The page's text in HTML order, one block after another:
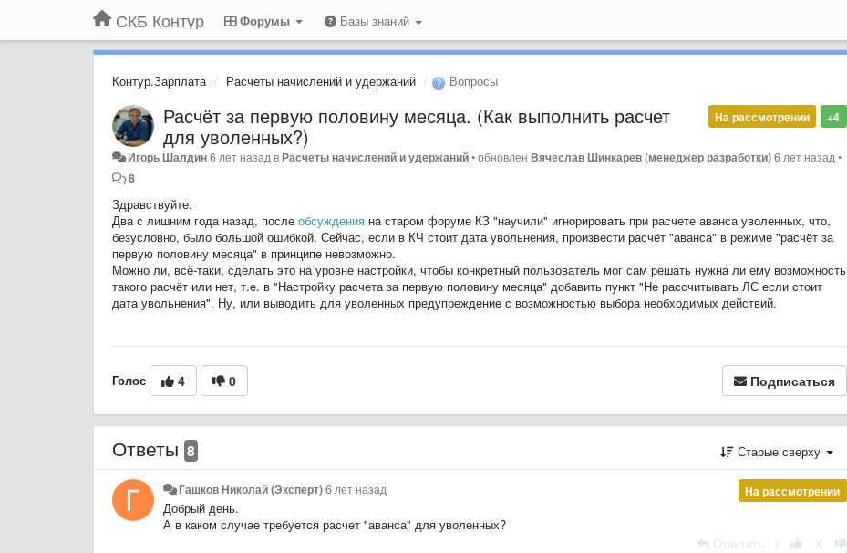
СКБ Контур Форумы Базы знаний
Контур.Зарплата Расчеты начислений и удержаний Вопросы
+4
На рассмотрении
Расчёт за первую половину месяца. (Как выполнить расчет
для уволенных?)
Игорь Шалдин6 лет назад вРасчеты начислений и удержаний•обновленВячеслав Шинкарев (менеджер разработки)6 лет назад •
8
Здравствуйте.
Два с лишним года назад, после обсуждения на старом форуме КЗ "научили" игнорировать при расчете аванса уволенных, что,
безусловно, было большой ошибкой. Сейчас, если в КЧ стоит дата увольнения, произвести расчёт "аванса" в режиме "расчёт за
первую половину месяца" в принципе невозможно.
Можно ли, всё-таки, сделать это на уровне настройки, чтобы конкретный пользователь мог сам решать нужна ли ему возможность
такого расчёт или нет, т.е. в "Настройку расчета за первую половину месяца" добавить пункт "Не рассчитывать ЛС если стоит
дата увольнения". Ну, или выводить для уволенных предупреждение с возможностью выбора необходимых действий.
Голос 4 0 Подписаться
Ответы 8 Старые сверху
На рассмотрении
Гашков Николай (Эксперт)6 лет назад
Добрый день.
А в каком случае требуется расчет "аванса" для уволенных?
Ответить